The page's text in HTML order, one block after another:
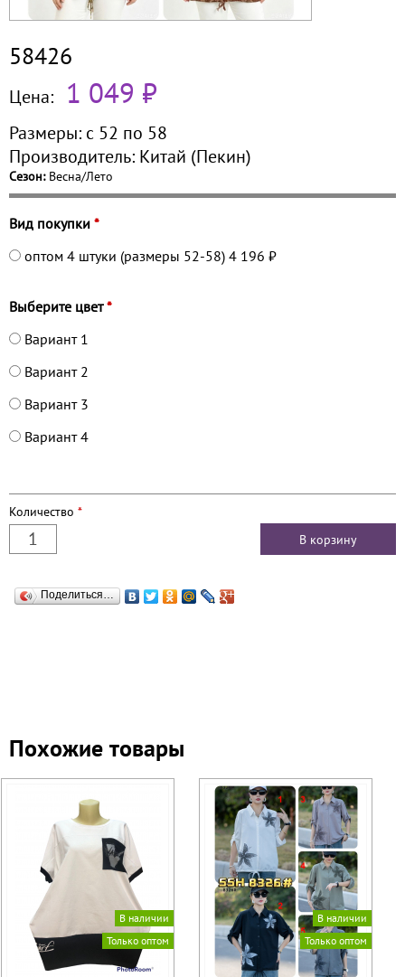
58426
Цена: 1 049 ₽
Размеры: с 52 по 58
Производитель: Китай (Пекин)
Сезон: Весна/Лето
Вид покупки *
оптом 4 штуки (размеры 52-58) 4 196 ₽
Выберите цвет*
Вариант 1
Вариант 2
Вариант 3
Вариант 4
Количество *
Поделиться…
Похожие товары
В наличии
Только оптом
В наличии
Только оптом